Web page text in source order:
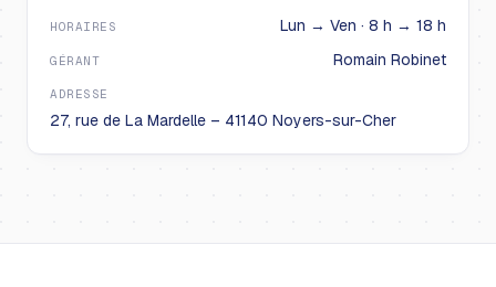
HORAIRES Lun → Ven · 8 h → 18 h
GÉRANT Romain Robinet
ADRESSE
27, rue de La Mardelle – 41140 Noyers-sur-Cher